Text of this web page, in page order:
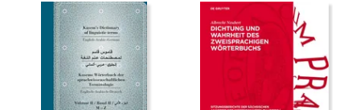
15%
dcto.
$ 19.00
$ 16.15
12%
dcto. $